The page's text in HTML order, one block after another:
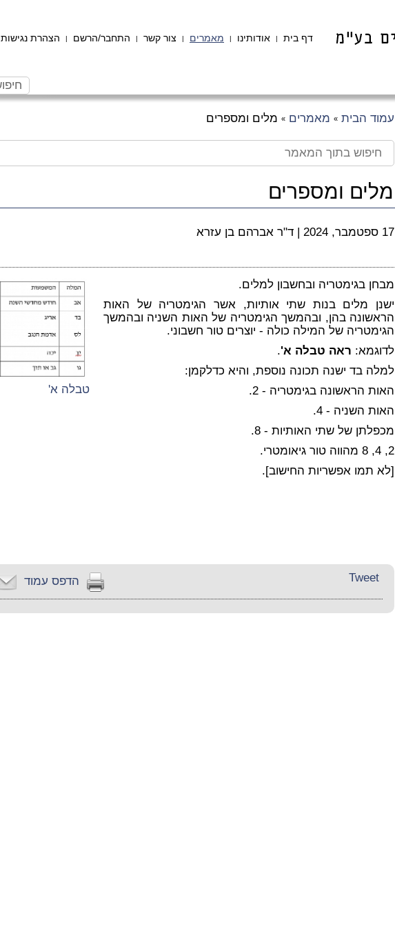
דף בית | אודותינו | מאמרים | צור קשר | התחבר/הרשם | הצהרת נגישות
עמוד הבית » מאמרים » מלים ומספרים
מלים ומספרים
17 ספטמבר, 2024 | ד"ר אברהם בן עזרא
טבלה א'
מבחן בגימטריה ובחשבון למלים.
ישנן מלים בנות שתי אותיות, אשר הגימטריה של האות
הראשונה בהן, ובהמשך הגימטריה של האות השניה ובהמשך
הגימטריה של המילה כולה - יוצרים טור חשבוני.
לדוגמא: ראה טבלה א'.
למלה בד ישנה תכונה נוספת, והיא כדלקמן:
האות הראשונה בגימטריה - 2.
האות השניה - 4.
מכפלתן של שתי האותיות - 8.
2, 4, 8 מהווה
טור גיאומטרי.
[לא תמו אפשריות החישוב].
הדפס עמוד Tweet